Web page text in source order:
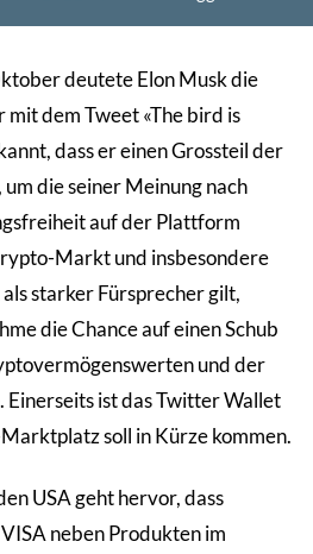
deutete Elon Musk die
dem Tweet «The bird is
dass er einen Grossteil der
die seiner Meinung nach
auf der Plattform
Markt und insbesondere
starker Fürsprecher gilt,
die Chance auf einen Schub
und der
Einerseits ist das Twitter Wallet
soll in Kürze kommen.
USA geht hervor, dass
neben Produkten im